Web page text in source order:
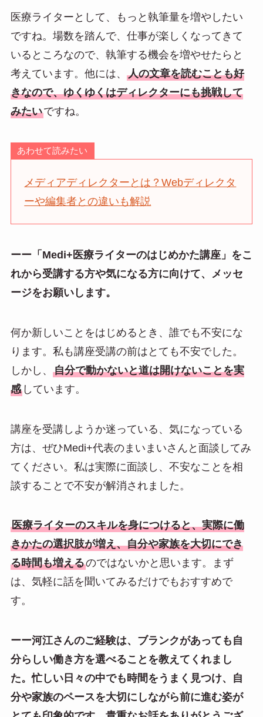
医療ライターとして、もっと執筆量を増やしたい
ですね。場数を踏んで、仕事が楽しくなってきて
いるところなので、執筆する機会を増やせたらと
考えています。他には、 人の文章を読むことも好
きなので、ゆくゆくはディレクターにも挑戦して
みたいですね。
あわせて読みたい
メディアディレクターとは？Webディレクタ
ーや編集者との違いも解説
ーー「Medi+医療ライターのはじめかた講座」をこ
れから受講する方や気になる方に向けて、メッセ
ージをお願いします。
何か新しいことをはじめるとき、誰でも不安にな
ります。私も講座受講の前はとても不安でした。
しかし、 自分で動かないと道は開けないことを実
感しています。
講座を受講しようか迷っている、気になっている
方は、ぜひMedi+代表のまいまいさんと面談してみ
てください。私は実際に面談し、不安なことを相
談することで不安が解消されました。
医療ライターのスキルを身につけると、実際に働
きかたの選択肢が増え、自分や家族を大切にでき
る時間も増えるのではないかと思います。まず
は、気軽に話を聞いてみるだけでもおすすめで
す。
ーー河江さんのご経験は、ブランクがあっても自
分らしい働き方を選べることを教えてくれまし
た。忙しい日々の中でも時間をうまく見つけ、自
分や家族のペースを大切にしながら前に進む姿が